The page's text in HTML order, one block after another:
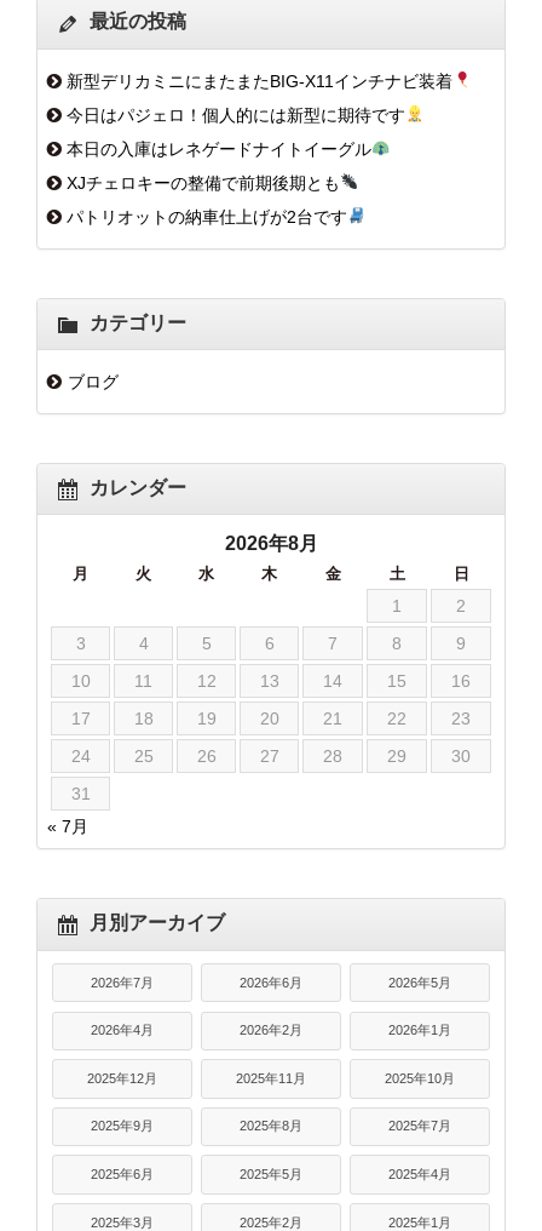
最近の投稿
新型デリカミニにまたまたBIG-X11インチナビ装着
今日はパジェロ！個人的には新型に期待です
本日の入庫はレネゲードナイトイーグル
XJチェロキーの整備で前期後期とも
パトリオットの納車仕上げが2台です
カテゴリー
ブログ
カレンダー
2026年8月
月 火 水 木 金 土 日
1
2
3
4 5 6 7 8
9
10
11 12 13 14 15
16
17
18 19 20 21 22
23
24
25 26 27 28 29
30
31
« 7月
月別アーカイブ
2026年7月 2026年6月 2026年5月
2026年4月 2026年2月 2026年1月
2025年12月 2025年11月 2025年10月
2025年9月 2025年8月 2025年7月
2025年6月 2025年5月 2025年4月
2025年3月 2025年2月 2025年1月